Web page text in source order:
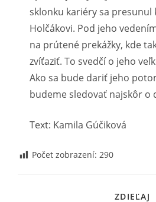
sklonku kariéry sa presunul
Holčákovi. Pod jeho
na prútené prekážky, kde
zvíťaziť. To svedčí o jeho
Ako sa bude dariť jeho
budeme sledovať najskôr o
Text: Kamila Gúčiková
Počet zobrazení: 290
ZDIEĽAJ